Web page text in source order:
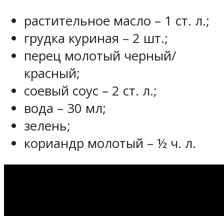
растительное масло – 1 ст. л.;
грудка куриная – 2 шт.;
перец молотый черный/
красный;
соевый соус – 2 ст. л.;
вода – 30 мл;
зелень;
кориандр молотый – ½ ч. л.